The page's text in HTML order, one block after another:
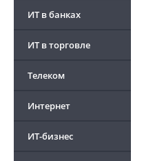
ИТ в банках
ИТ в торговле
Телеком
Интернет
ИТ-бизнес